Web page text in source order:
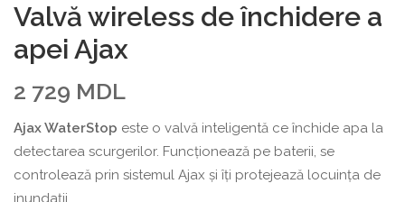
Valvă wireless de închidere a
apei Ajax
2 729 MDL
Ajax WaterStop este o valvă inteligentă ce închide apa la
detectarea scurgerilor. Funcționează pe baterii, se
controlează prin sistemul Ajax și îți protejează locuința de
inundații.